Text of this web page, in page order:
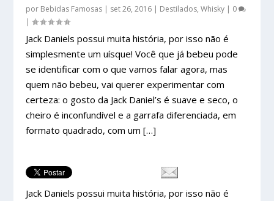
por Bebidas Famosas | set 26, 2016 | Destilados,Whisky | 0
|
Jack Daniels possui muita história, por isso não é
simplesmente um uísque! Você que já bebeu pode
se identificar com o que vamos falar agora, mas
quem não bebeu, vai querer experimentar com
certeza: o gosto da Jack Daniel’s é suave e seco, o
cheiro é inconfundível e a garrafa diferenciada, em
formato quadrado, com um […]
Jack Daniels possui muita história, por isso não é